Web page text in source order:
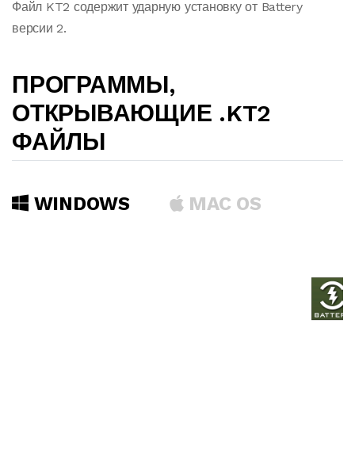
Файл KT2 содержит ударную установку от Battery
версии 2.
ПРОГРАММЫ,
ОТКРЫВАЮЩИЕ .KT2
ФАЙЛЫ
WINDOWS MAC OS